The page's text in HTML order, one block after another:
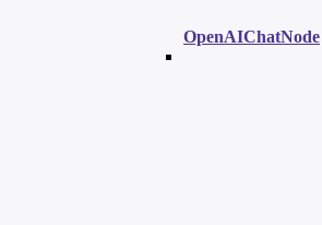
OpenAIChatNode